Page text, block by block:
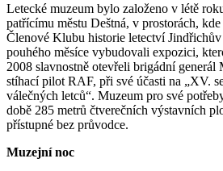
Letecké muzeum bylo založeno v létě
patřícímu městu Deštná, v prostorách,
Členové Klubu historie letectví Jindřichův
pouhého měsíce vybudovali expozici,
2008 slavnostně otevřeli brigádní
stíhací pilot RAF, při své účasti na „XV.
válečných letců“. Muzeum pro své
době 285 metrů čtverečních výstavních
přístupné bez průvodce.
Muzejní noc